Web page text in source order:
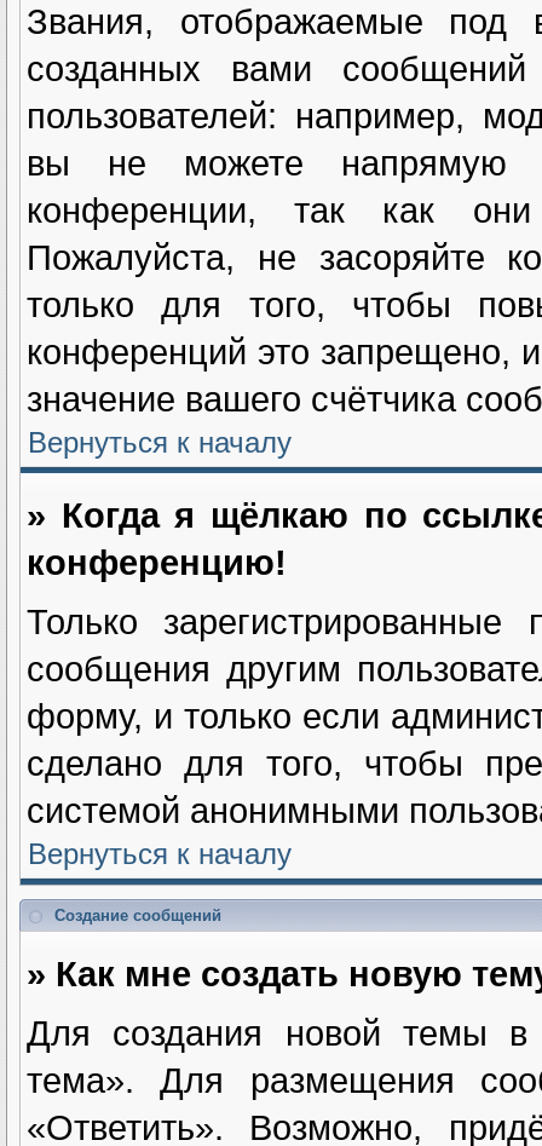
Звания, отображаемые под
созданных вами
пользователей: например,
вы не можете напрямую
конференции, так как они
Пожалуйста, не засоряйте
только для того, чтобы
конференций это запрещено,
значение вашего счётчика
Вернуться к началу
» Когда я щёлкаю по
конференцию!
Только зарегистрированные
сообщения другим
форму, и только если
сделано для того, чтобы
системой анонимными
Вернуться к началу
Создание сообщений
» Как мне создать новую
Для создания новой темы
тема». Для размещения
«Ответить». Возможно,